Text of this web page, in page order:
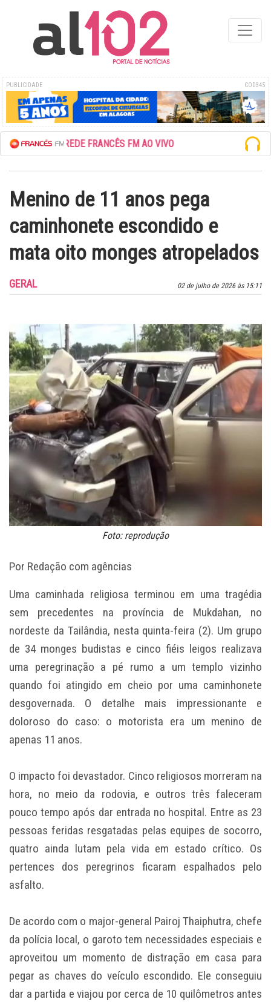
PUBLICIDADE COD345
ESCUTE A REDE FRANCÊS FM AO VIVO
Menino de 11 anos pega
caminhonete escondido e
mata oito monges atropelados
02 de julho de 2026 às 15:11
GERAL
Foto: reprodução
Por Redação com agências
Uma caminhada religiosa terminou em uma tragédia
sem precedentes na província de Mukdahan, no
nordeste da Tailândia, nesta quinta-feira (2). Um grupo
de 34 monges budistas e cinco fiéis leigos realizava
uma peregrinação a pé rumo a um templo vizinho
quando foi atingido em cheio por uma caminhonete
desgovernada. O detalhe mais impressionante e
doloroso do caso: o motorista era um menino de
apenas 11 anos.
O impacto foi devastador. Cinco religiosos morreram na
hora, no meio da rodovia, e outros três faleceram
pouco tempo após dar entrada no hospital. Entre as 23
pessoas feridas resgatadas pelas equipes de socorro,
quatro ainda lutam pela vida em estado crítico. Os
pertences dos peregrinos ficaram espalhados pelo
asfalto.
De acordo com o major-general Pairoj Thaiphutra, chefe
da polícia local, o garoto tem necessidades especiais e
aproveitou um momento de distração em casa para
pegar as chaves do veículo escondido. Ele conseguiu
dar a partida e viajou por cerca de 10 quilômetros antes